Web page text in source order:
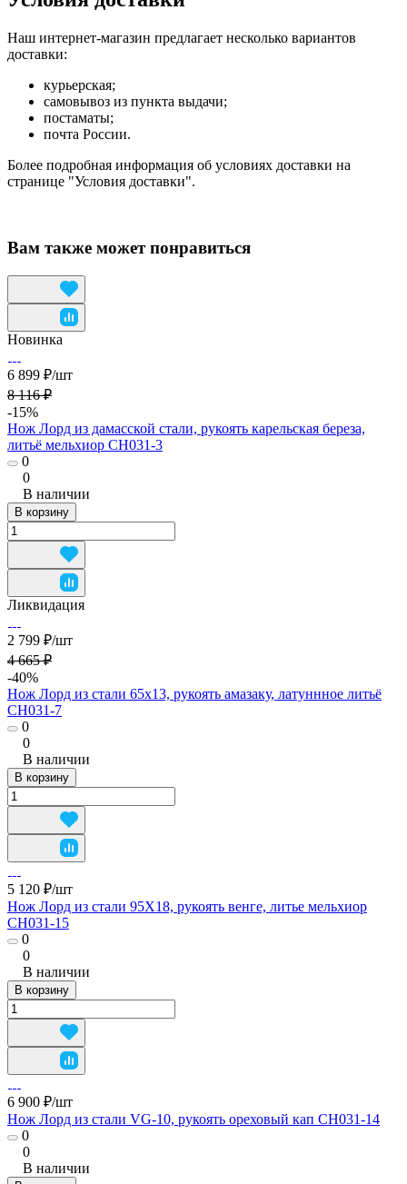
Наш интернет-магазин предлагает несколько вариантов
доставки:
курьерская;
самовывоз из пункта выдачи;
постаматы;
почта России.
Более подробная информация об условиях доставки на
странице "Условия доставки".
Вам также может понравиться
Новинка
6 899 ₽/шт
8 116 ₽
-15%
Нож Лорд из дамасской стали, рукоять карельская береза,
литьё мельхиор CH031-3
0
0
В наличии
В корзину
Ликвидация
2 799 ₽/шт
4 665 ₽
-40%
Нож Лорд из стали 65х13, рукоять амазаку, латуннное литьё
CH031-7
0
0
В наличии
В корзину
5 120 ₽/шт
Нож Лорд из стали 95Х18, рукоять венге, литье мельхиор
CH031-15
0
0
В наличии
В корзину
6 900 ₽/шт
Нож Лорд из стали VG-10, рукоять ореховый кап CH031-14
0
0
В наличии